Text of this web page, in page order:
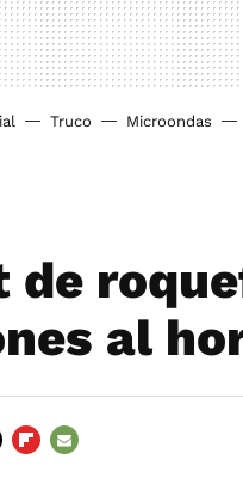
Truco Microondas
de
al